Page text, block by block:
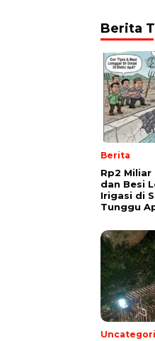
Berita
Berita
Rp2
dan Besi
Irigasi di
Tunggu